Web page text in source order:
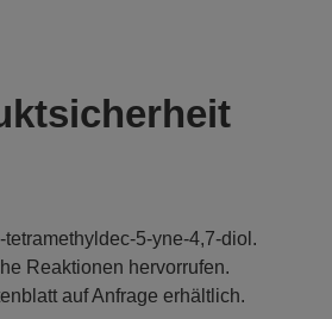
tetramethyldec-5-yne-4,7-diol.
Reaktionen hervorrufen.
auf Anfrage erhältlich.